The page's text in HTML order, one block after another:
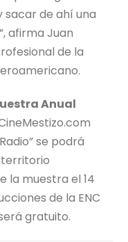
sacar de ahí una
afirma Juan
de la
Anual
se podrá
territorio
la muestra el 14
de la ENC
gratuito.